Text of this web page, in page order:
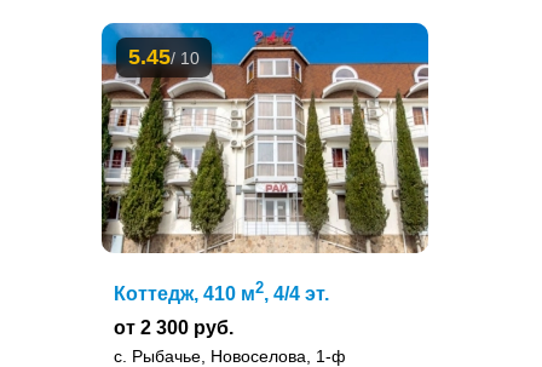
5.45/ 10
Коттедж, 410 м2, 4/4 эт.
от 2 300 руб.
с. Рыбачье, Новоселова, 1-ф